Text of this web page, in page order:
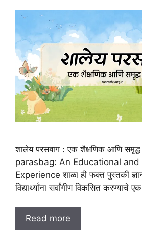
शालेय परसबाग : एक शैक्षणिक आणि
parasbag: An Educational and
Experience शाळा ही फक्त पुस्तकी
विद्यार्थ्यांना सर्वांगीण विकसित करण्याचे
Read more